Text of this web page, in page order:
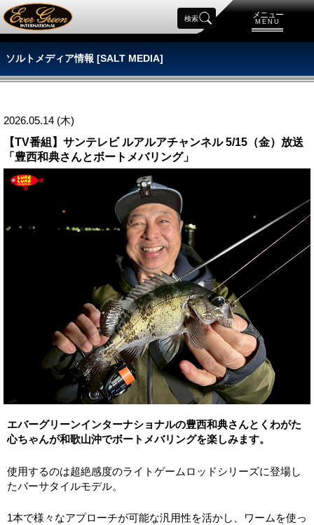
メニュー
MENU
検索
ソルトメディア情報 [SALT MEDIA]
2026.05.14 (木)
【TV番組】サンテレビ ルアルアチャンネル 5/15（金）放送
「豊西和典さんとボートメバリング」
エバーグリーンインターナショナルの豊西和典さんとくわがた
心ちゃんが和歌山沖でボートメバリングを楽しみます。
使用するのは超絶感度のライトゲームロッドシリーズに登場し
たバーサタイルモデル。
1本で様々なアプローチが可能な汎用性を活かし、ワームを使っ